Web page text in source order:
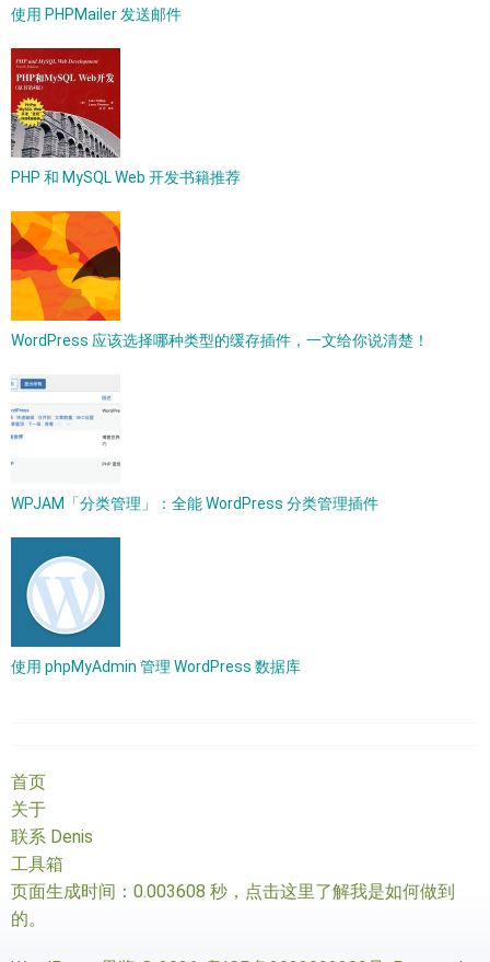
使用 PHPMailer 发送邮件
PHP 和 MySQL Web 开发书籍推荐
WordPress 应该选择哪种类型的缓存插件，一文给你说清楚！
WPJAM「分类管理」：全能 WordPress 分类管理插件
使用 phpMyAdmin 管理 WordPress 数据库
首页
关于
联系 Denis
工具箱
页面生成时间：0.003608 秒， 点击这里了解我是如何做到
的。